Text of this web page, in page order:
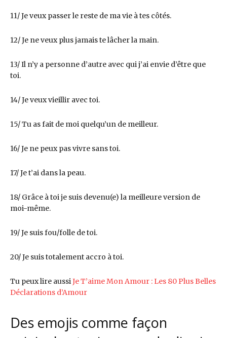
11/ Je veux passer le reste de ma vie à tes côtés.
12/ Je ne veux plus jamais te lâcher la main.
13/ Il n’y a personne d’autre avec qui j’ai envie d’être que
toi.
14/ Je veux vieillir avec toi.
15/ Tu as fait de moi quelqu’un de meilleur.
16/ Je ne peux pas vivre sans toi.
17/ Je t’ai dans la peau.
18/ Grâce à toi je suis devenu(e) la meilleure version de
moi-même.
19/ Je suis fou/folle de toi.
20/ Je suis totalement accro à toi.
Tu peux lire aussiJe T’aime Mon Amour : Les 80 Plus Belles
Déclarations d’Amour
Des emojis comme façon